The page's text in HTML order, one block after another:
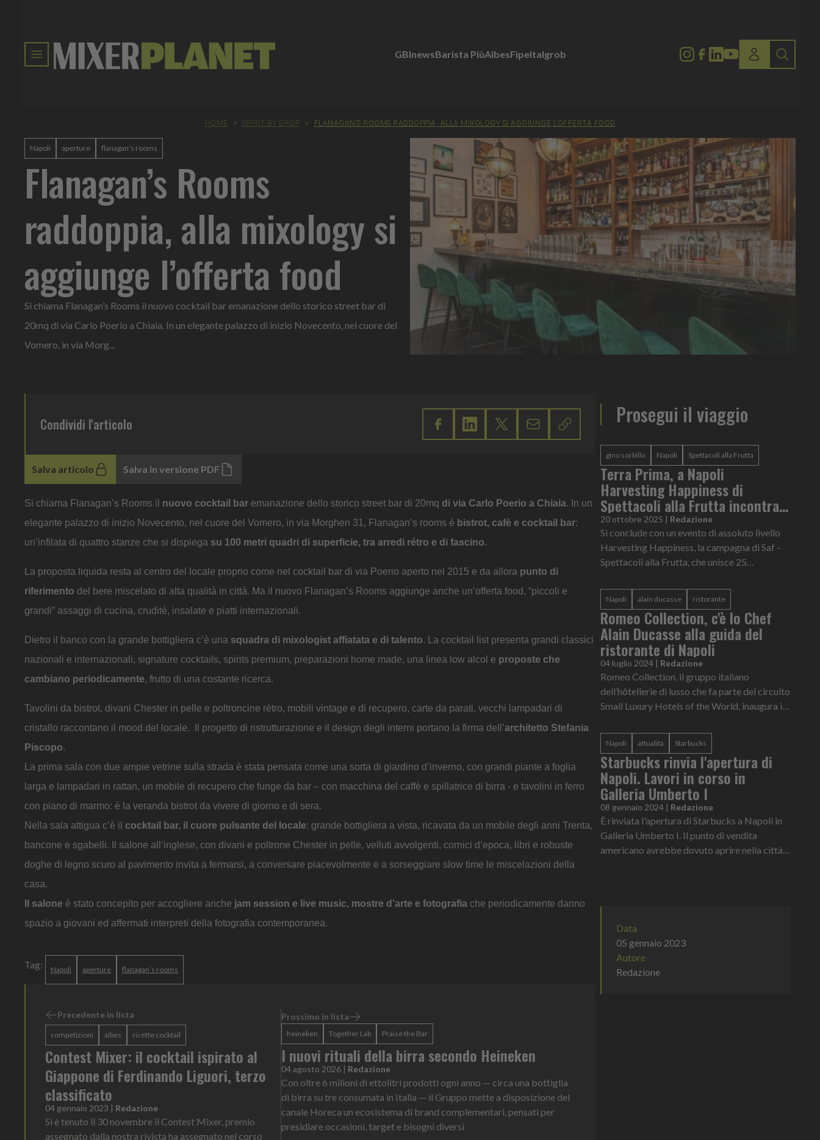
GBInewsBarista PiùAibesFipeItalgrob
HOME > SPIRIT BY DROP > FLANAGAN’S ROOMS RADDOPPIA, ALLA MIXOLOGY SI AGGIUNGE L’OFFERTA FOOD
Napoli aperture flanagan’s rooms
Flanagan’s Rooms
raddoppia, alla mixology si
aggiunge l’offerta food
Si chiama Flanagan’s Rooms il nuovo cocktail bar emanazione dello storico street bar di
20mq di via Carlo Poerio a Chiaia. In un elegante palazzo di inizio Novecento, nel cuore del
Vomero, in via Morg...
Condividi l'articolo
Salva articolo Salva in versione PDF
Si chiama Flanagan’s Rooms il nuovo cocktail bar emanazione dello storico street bar di 20mq di via Carlo Poerio a Chiaia. In un
elegante palazzo di inizio Novecento, nel cuore del Vomero, in via Morghen 31, Flanagan’s rooms è bistrot, cafè e cocktail bar:
un’infilata di quattro stanze che si dispiega su 100 metri quadri di superficie, tra arredi rétro e di fascino.
La proposta liquida resta al centro del locale proprio come nel cocktail bar di via Poerio aperto nel 2015 e da allora punto di
riferimento del bere miscelato di alta qualità in città. Ma il nuovo Flanagan’s Rooms aggiunge anche un’offerta food, “piccoli e
grandi” assaggi di cucina, cruditè, insalate e piatti internazionali.
Dietro il banco con la grande bottigliera c’è una squadra di mixologist affiatata e di talento. La cocktail list presenta grandi classici
nazionali e internazionali, signature cocktails, spirits premium, preparazioni home made, una linea low alcol e proposte che
cambiano periodicamente, frutto di una costante ricerca.
Tavolini da bistrot, divani Chester in pelle e poltroncine rétro, mobili vintage e di recupero, carte da parati, vecchi lampadari di
cristallo raccontano il mood del locale. Il progetto di ristrutturazione e il design degli interni portano la firma dell’architetto Stefania
Piscopo.
La prima sala con due ampie vetrine sulla strada è stata pensata come una sorta di giardino d’inverno, con grandi piante a foglia
larga e lampadari in rattan, un mobile di recupero che funge da bar – con macchina del caffè e spillatrice di birra - e tavolini in ferro
con piano di marmo: è la veranda bistrot da vivere di giorno e di sera.
Nella sala attigua c’è il cocktail bar, il cuore pulsante del locale: grande bottigliera a vista, ricavata da un mobile degli anni Trenta,
bancone e sgabelli. Il salone all’inglese, con divani e poltrone Chester in pelle, velluti avvolgenti, cornici d’epoca, libri e robuste
doghe di legno scuro al pavimento invita a fermarsi, a conversare piacevolmente e a sorseggiare slow time le miscelazioni della
casa.
Il salone è stato concepito per accogliere anche jam session e live music, mostre d’arte e fotografia che periodicamente danno
spazio a giovani ed affermati interpreti della fotografia contemporanea.
Tag: Napoli aperture flanagan’s rooms
Precedente in lista
competizioni aibes ricette cocktail
Contest Mixer: il cocktail ispirato al
Giappone di Ferdinando Liguori, terzo
classificato
04 gennaio 2023 | Redazione
Si è tenuto il 30 novembre il Contest Mixer, premio
assegnato dalla nostra rivista ha assegnato nel corso
Prossimo in lista
heineken Together Lab Praise the Bar
I nuovi rituali della birra secondo Heineken
04 agosto 2026 | Redazione
Con oltre 6 milioni di ettolitri prodotti ogni anno — circa una bottiglia
di birra su tre consumata in Italia — il Gruppo mette a disposizione del
canale Horeca un ecosistema di brand complementari, pensati per
presidiare occasioni, target e bisogni diversi
Prosegui il viaggio
gino sorbillo Napoli Spettacoli alla Frutta
Terra Prima, a Napoli
Harvesting Happiness di
Spettacoli alla Frutta incontra
la tradizione di Gino Sorbillo
20 ottobre 2025 | Redazione
Si conclude con un evento di assoluto livello
Harvesting Happiness, la campagna di Saf -
Spettacoli alla Frutta, che unisce 25
progetto senza precedenti. Dopo...
Napoli alain ducasse ristorante
Romeo Collection, c'è lo Chef
Alain Ducasse alla guida del
ristorante di Napoli
04 luglio 2024 | Redazione
Romeo Collection, il gruppo italiano
dell’hôtellerie di lusso che fa parte del circuito
Small Luxury Hotels of the World, inaugura il
nel cuore della cit...
Napoli attualità Starbucks
Starbucks rinvia l'apertura di
Napoli. Lavori in corso in
Galleria Umberto I
08 gennaio 2024 | Redazione
È rinviata l'apertura di Starbucks a Napoli in
Galleria Umberto I. Il punto di vendita
americano avrebbe dovuto aprire nella città
Data
05 gennaio 2023
Autore
Redazione